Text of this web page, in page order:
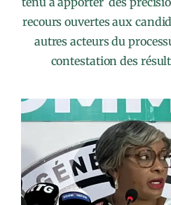
recours ouvertes aux
autres acteurs du
contestation des